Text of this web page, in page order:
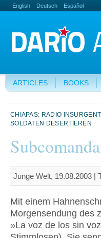
English Deutsch Español
ARTICLES BOOKS
CHIAPAS: RADIO
SOLDATEN DESERTIEREN
Junge Welt, 19.08.2003 |
Mit einem
Morgensendung des
»La voz de los sin